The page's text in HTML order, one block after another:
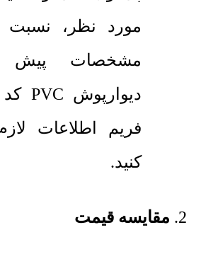
مورد نظر، نسبت
مشخصات پیش
فریم اطلاعات
کنید.
مقایسه قیمت